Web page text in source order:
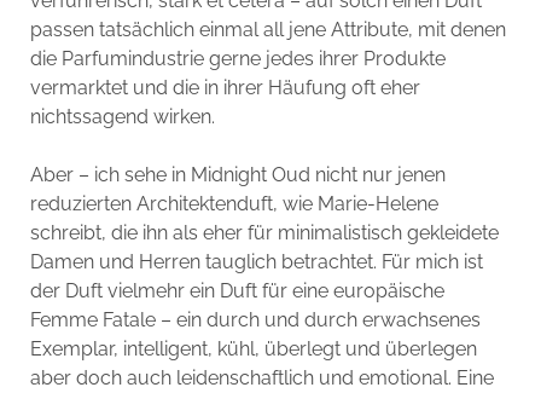
passen tatsächlich einmal all jene Attribute, mit denen
die Parfumindustrie gerne jedes ihrer Produkte
vermarktet und die in ihrer Häufung oft eher
nichtssagend wirken.
Aber – ich sehe in Midnight Oud nicht nur jenen
reduzierten Architektenduft, wie Marie-Helene
schreibt, die ihn als eher für minimalistisch gekleidete
Damen und Herren tauglich betrachtet. Für mich ist
der Duft vielmehr ein Duft für eine europäische
Femme Fatale – ein durch und durch erwachsenes
Exemplar, intelligent, kühl, überlegt und überlegen
aber doch auch leidenschaftlich und emotional. Eine